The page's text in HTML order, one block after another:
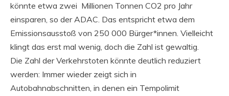
könnte etwa zwei Millionen Tonnen CO2 pro Jahr
einsparen, so der ADAC. Das entspricht etwa dem
Emissionsausstoß von 250 000 Bürger*innen. Vielleicht
klingt das erst mal wenig, doch die Zahl ist gewaltig.
Die Zahl der Verkehrstoten könnte deutlich reduziert
werden: Immer wieder zeigt sich in
Autobahnabschnitten, in denen ein Tempolimit